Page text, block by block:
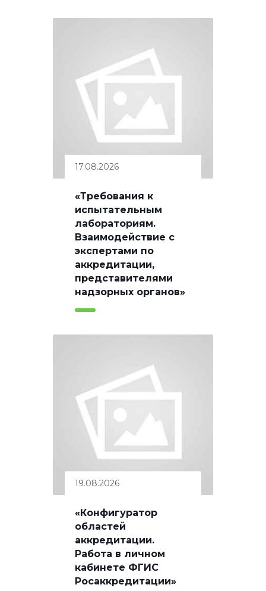
17.08.2026
«Требования к
испытательным
лабораториям.
Взаимодействие с
экспертами по
аккредитации,
представителями
надзорных органов»
19.08.2026
«Конфигуратор
областей
аккредитации.
Работа в личном
кабинете ФГИС
Росаккредитации»